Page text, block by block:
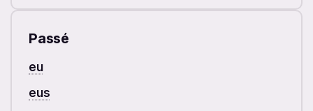
Passé
eu
eus